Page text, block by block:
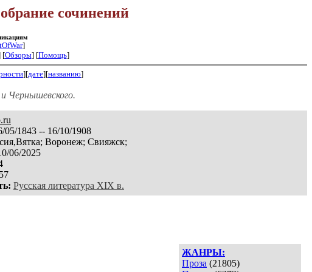
сочинений
]
[Обзоры] [Помощь]
][дате][названию]
Чернышевского.
05/1843 -- 16/10/1908
Воронеж; Свияжск;
06/2025
Русская литература XIX в.
ЖАНРЫ:
Проза (21805)